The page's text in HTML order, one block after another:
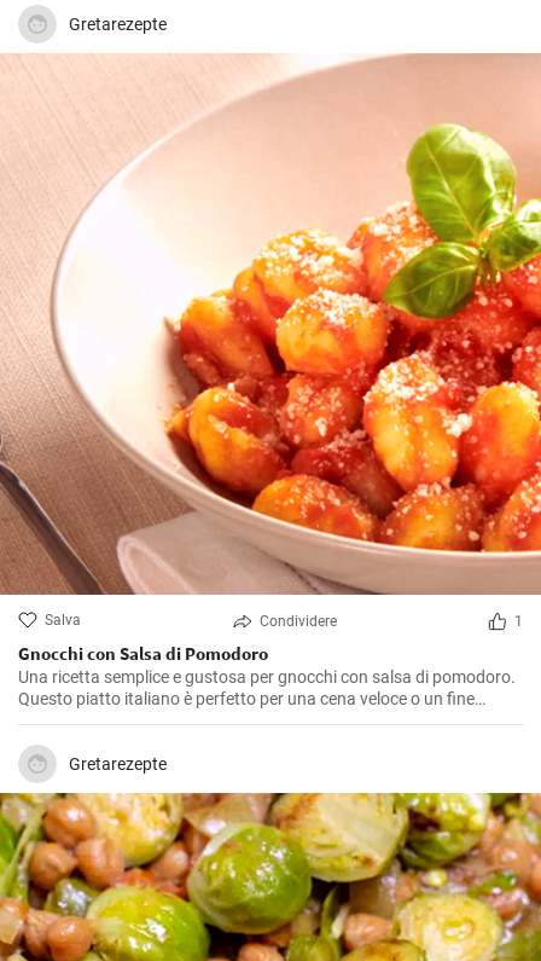
Gretarezepte
Salva Condividere 1
Gnocchi con Salsa di Pomodoro
Una ricetta semplice e gustosa per gnocchi con salsa di pomodoro.
Questo piatto italiano è perfetto per una cena veloce o un fine
settimana rilassante a casa. Servilo con un'insalata verde e un
bicchiere di vino rosso per un pasto meraviglioso.
Gretarezepte